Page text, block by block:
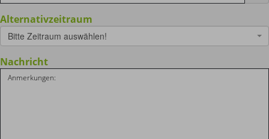
Alternativzeitraum
Bitte Zeitraum auswählen!
Nachricht